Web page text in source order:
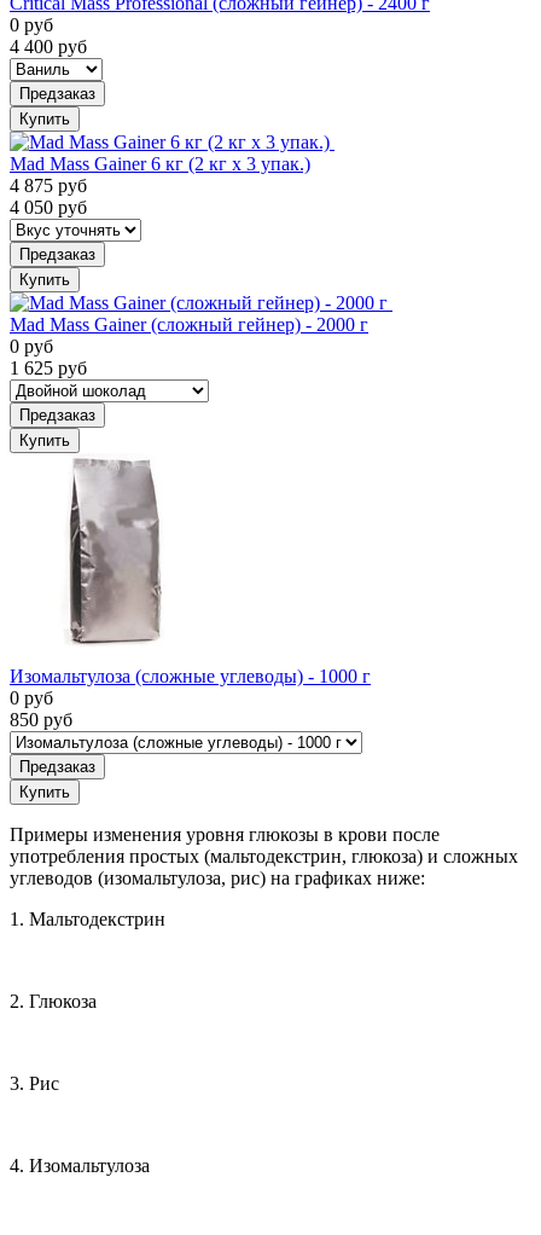
0 руб
4 400 руб
Предзаказ
Купить
Mad Mass Gainer 6 кг (2 кг х 3 упак.)
4 875 руб
4 050 руб
Предзаказ
Купить
Mad Mass Gainer (сложный гейнер) - 2000 г
0 руб
1 625 руб
Предзаказ
Купить
Изомальтулоза (сложные углеводы) - 1000 г
0 руб
850 руб
Предзаказ
Купить
Примеры изменения уровня глюкозы в крови после
употребления простых (мальтодекстрин, глюкоза) и сложных
углеводов (изомальтулоза, рис) на графиках ниже:
1. Мальтодекстрин
2. Глюкоза
3. Рис
4. Изомальтулоза